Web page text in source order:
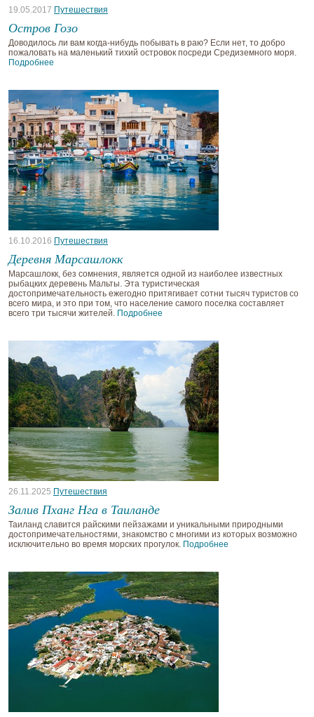
19.05.2017 Путешествия
Остров Гозо
Доводилось ли вам когда-нибудь побывать в раю? Если нет, то добро
пожаловать на маленький тихий островок посреди Средиземного моря.
Подробнее
16.10.2016 Путешествия
Деревня Марсашлокк
Марсашлокк, без сомнения, является одной из наиболее известных
рыбацких деревень Мальты. Эта туристическая
достопримечательность ежегодно притягивает сотни тысяч туристов со
всего мира, и это при том, что население самого поселка составляет
всего три тысячи жителей. Подробнее
26.11.2025 Путешествия
Залив Пханг Нга в Таиланде
Таиланд славится райскими пейзажами и уникальными природными
достопримечательностями, знакомство с многими из которых возможно
исключительно во время морских прогулок. Подробнее